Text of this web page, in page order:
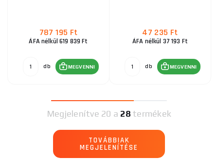
787 195 Ft
ÁFA nélkül 619 839 Ft
db MEGVENNI
47 235 Ft
ÁFA nélkül 37 193 Ft
db MEGVENNI
Megjelenítve 20 a 28termékek
TOVÁBBIAK
MEGJELENÍTÉSE